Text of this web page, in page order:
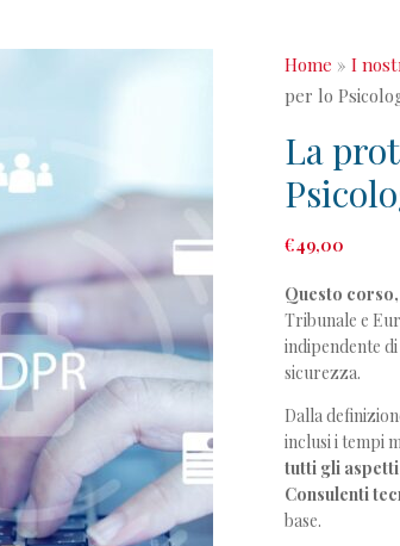
Home » I
per lo
La
€49,00
Questo
Tribunale e
indipendente
sicurezza.
Dalla
inclusi i tempi
tutti gli
Consulenti
base.